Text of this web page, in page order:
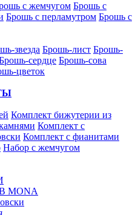
с жемчугом Брошь с
Брошь с перламутром Брошь с
звезда Брошь-лист Брошь-
сердце Брошь-сова
цветок
Комплект бижутерии из
Комплект с
Комплект с фианитами
Набор с жемчугом
MONA